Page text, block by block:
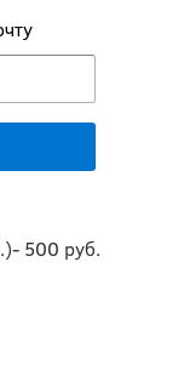
500 руб.